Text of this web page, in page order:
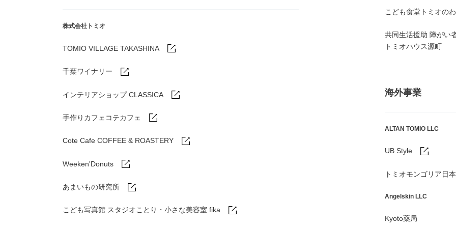
株式会社トミオ
TOMIO VILLAGE TAKASHINA
千葉ワイナリー
インテリアショップ CLASSICA
手作りカフェコテカフェ
Cote Cafe COFFEE & ROASTERY
Weeken'Donuts
あまいもの研究所
こども写真館 スタジオことり・小さな美容室 fika
こども食堂トミオのわ
共同生活援助 障がい
トミオハウス源町
海外事業
ALTAN TOMIO LLC
UB Style
トミオモンゴリア日
Angelskin LLC
Kyoto薬局